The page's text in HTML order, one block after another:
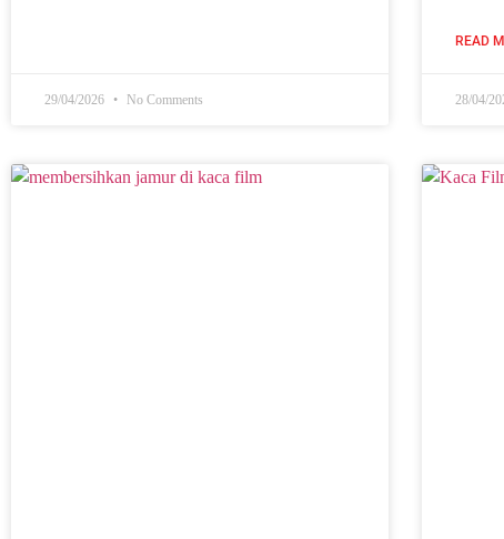
29/04/2026 No Comments
READ
28/04/